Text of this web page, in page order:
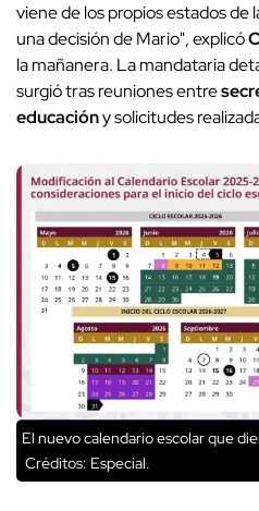
viene de los propios estados de
una decisión de Mario", explicó
la mañanera. La mandataria
surgió tras reuniones entre
educacióny solicitudes
El nuevo calendario escolar que
Créditos: Especial.